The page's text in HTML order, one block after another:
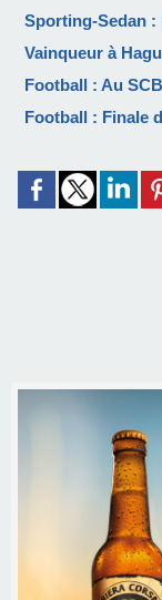
Sporting-Sedan :
Vainqueur à
Football : Au
Football : Finale